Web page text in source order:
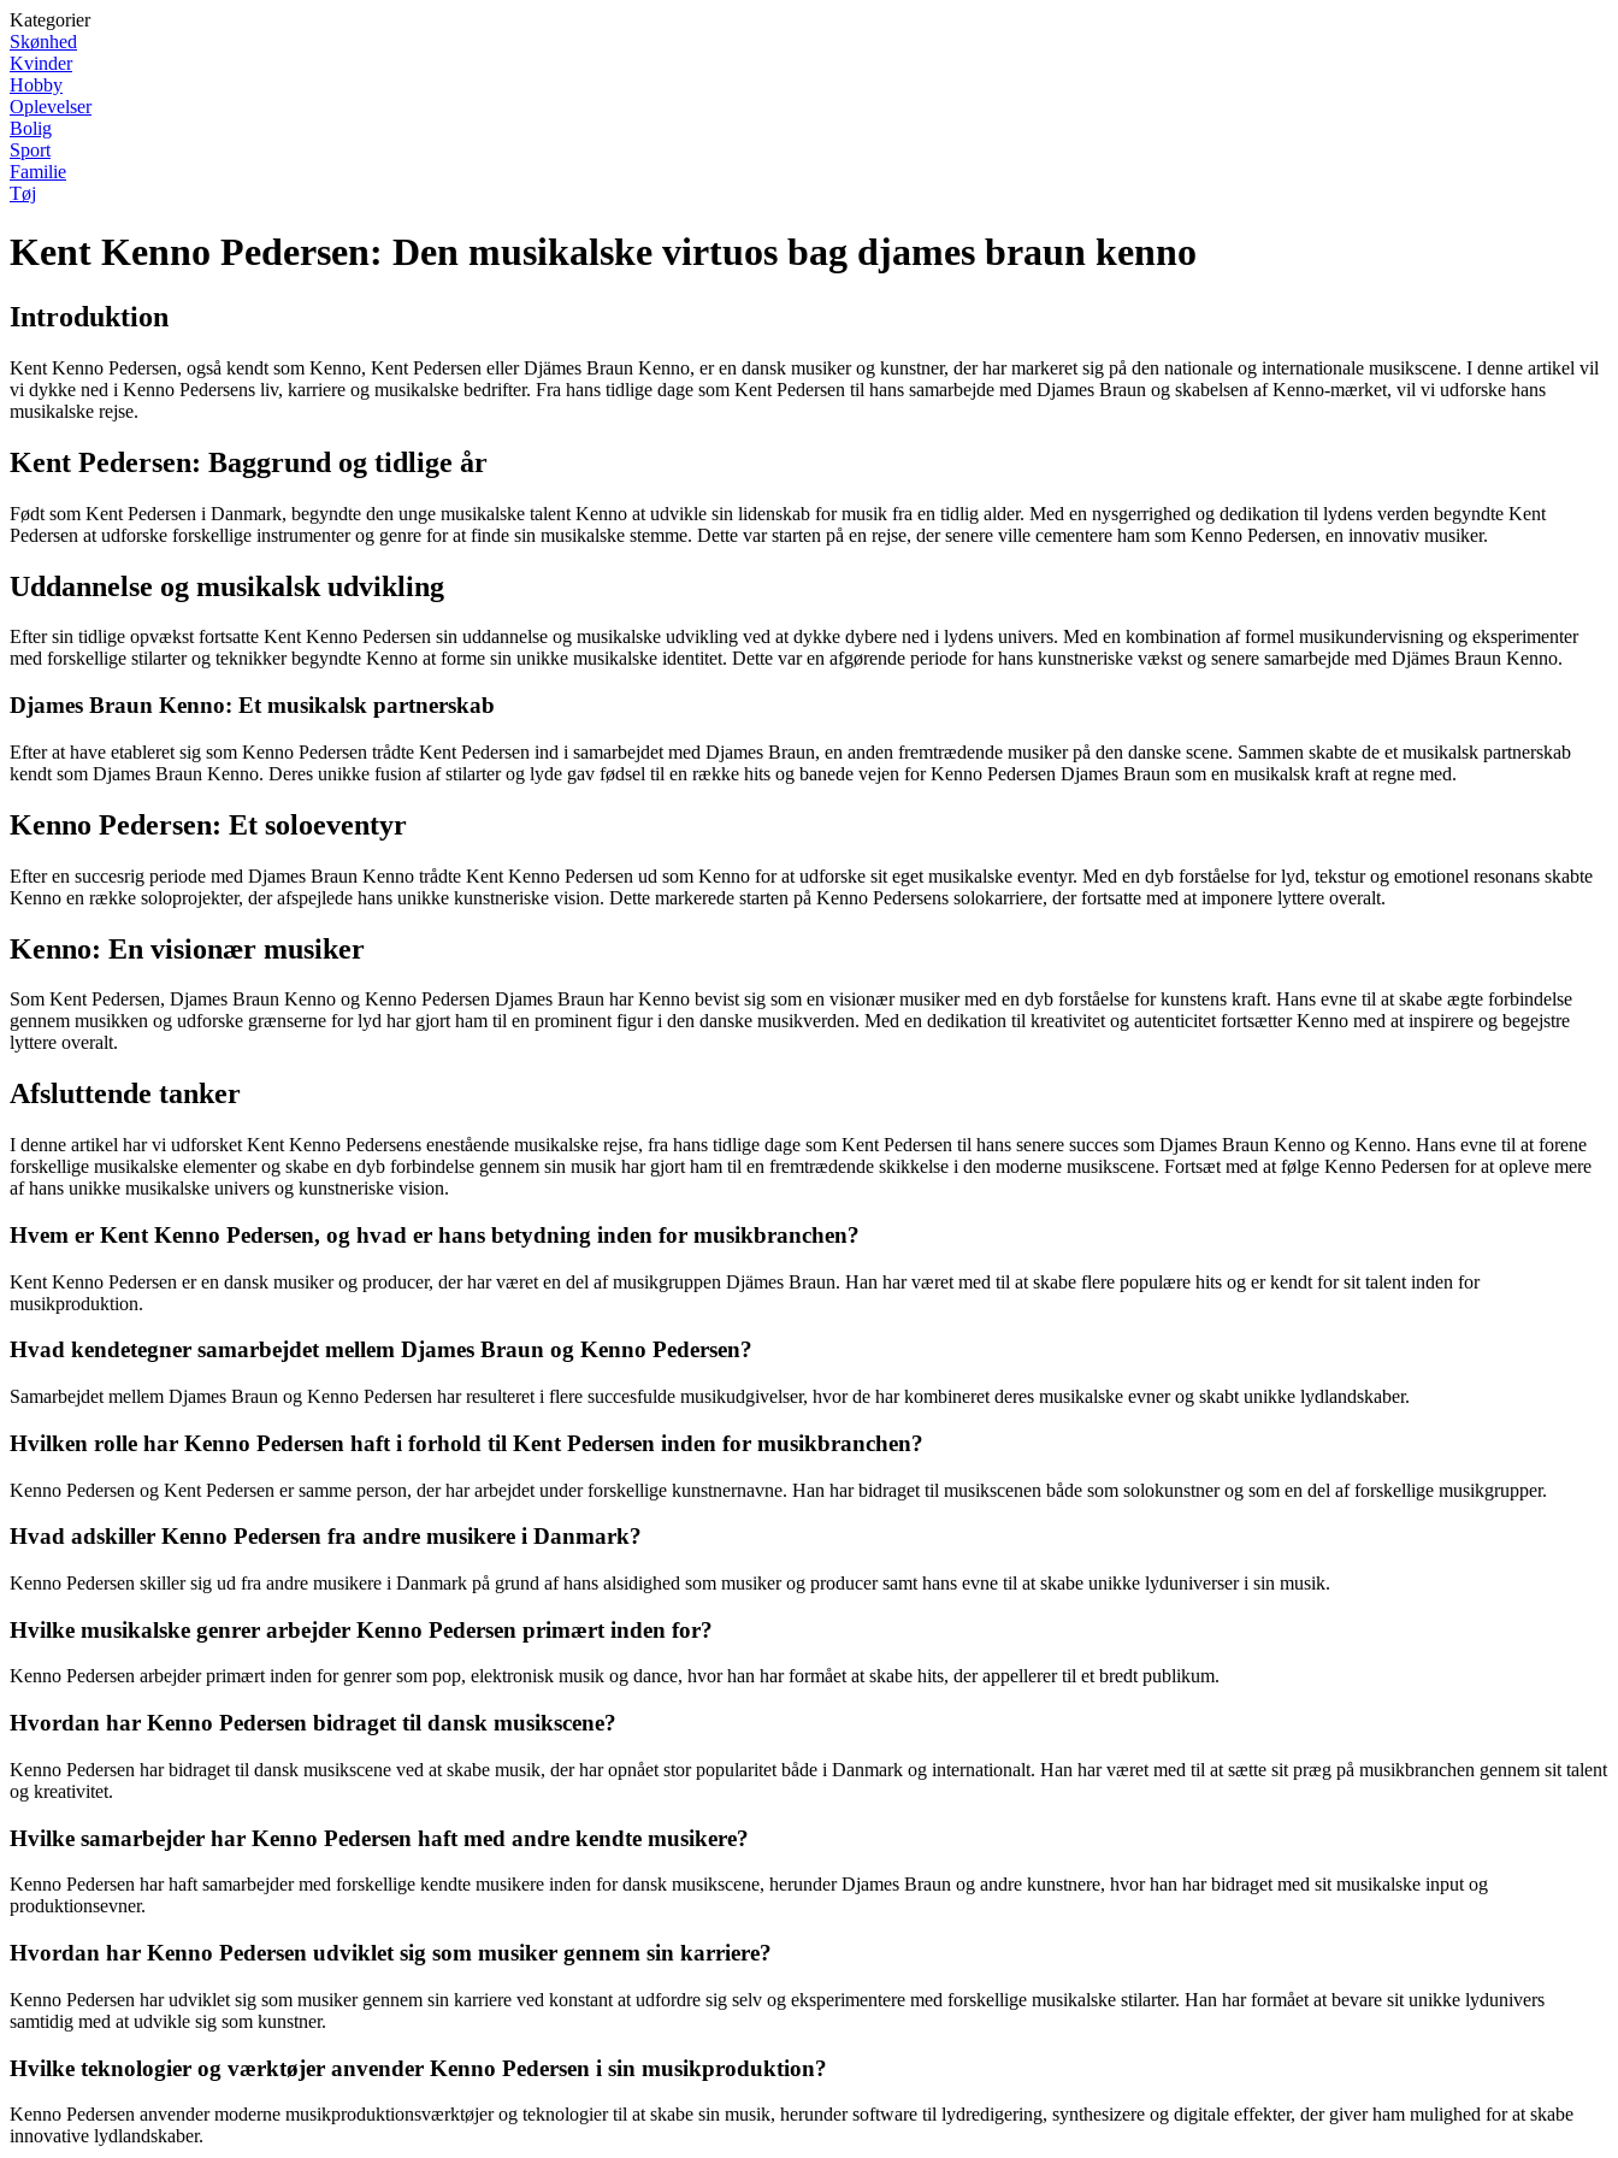
Kategorier
Skønhed
Kvinder
Hobby
Oplevelser
Bolig
Sport
Familie
Tøj
Kent Kenno Pedersen: Den musikalske virtuos bag djames braun kenno
Introduktion
Kent Kenno Pedersen, også kendt som Kenno, Kent Pedersen eller Djämes Braun Kenno, er en dansk musiker og kunstner, der har markeret sig på den nationale og internationale musikscene. I denne artikel vil
vi dykke ned i Kenno Pedersens liv, karriere og musikalske bedrifter. Fra hans tidlige dage som Kent Pedersen til hans samarbejde med Djames Braun og skabelsen af Kenno-mærket, vil vi udforske hans
musikalske rejse.
Kent Pedersen: Baggrund og tidlige år
Født som Kent Pedersen i Danmark, begyndte den unge musikalske talent Kenno at udvikle sin lidenskab for musik fra en tidlig alder. Med en nysgerrighed og dedikation til lydens verden begyndte Kent
Pedersen at udforske forskellige instrumenter og genre for at finde sin musikalske stemme. Dette var starten på en rejse, der senere ville cementere ham som Kenno Pedersen, en innovativ musiker.
Uddannelse og musikalsk udvikling
Efter sin tidlige opvækst fortsatte Kent Kenno Pedersen sin uddannelse og musikalske udvikling ved at dykke dybere ned i lydens univers. Med en kombination af formel musikundervisning og eksperimenter
med forskellige stilarter og teknikker begyndte Kenno at forme sin unikke musikalske identitet. Dette var en afgørende periode for hans kunstneriske vækst og senere samarbejde med Djämes Braun Kenno.
Djames Braun Kenno: Et musikalsk partnerskab
Efter at have etableret sig som Kenno Pedersen trådte Kent Pedersen ind i samarbejdet med Djames Braun, en anden fremtrædende musiker på den danske scene. Sammen skabte de et musikalsk partnerskab
kendt som Djames Braun Kenno. Deres unikke fusion af stilarter og lyde gav fødsel til en række hits og banede vejen for Kenno Pedersen Djames Braun som en musikalsk kraft at regne med.
Kenno Pedersen: Et soloeventyr
Efter en succesrig periode med Djames Braun Kenno trådte Kent Kenno Pedersen ud som Kenno for at udforske sit eget musikalske eventyr. Med en dyb forståelse for lyd, tekstur og emotionel resonans skabte
Kenno en række soloprojekter, der afspejlede hans unikke kunstneriske vision. Dette markerede starten på Kenno Pedersens solokarriere, der fortsatte med at imponere lyttere overalt.
Kenno: En visionær musiker
Som Kent Pedersen, Djames Braun Kenno og Kenno Pedersen Djames Braun har Kenno bevist sig som en visionær musiker med en dyb forståelse for kunstens kraft. Hans evne til at skabe ægte forbindelse
gennem musikken og udforske grænserne for lyd har gjort ham til en prominent figur i den danske musikverden. Med en dedikation til kreativitet og autenticitet fortsætter Kenno med at inspirere og begejstre
lyttere overalt.
Afsluttende tanker
I denne artikel har vi udforsket Kent Kenno Pedersens enestående musikalske rejse, fra hans tidlige dage som Kent Pedersen til hans senere succes som Djames Braun Kenno og Kenno. Hans evne til at forene
forskellige musikalske elementer og skabe en dyb forbindelse gennem sin musik har gjort ham til en fremtrædende skikkelse i den moderne musikscene. Fortsæt med at følge Kenno Pedersen for at opleve mere
af hans unikke musikalske univers og kunstneriske vision.
Hvem er Kent Kenno Pedersen, og hvad er hans betydning inden for musikbranchen?
Kent Kenno Pedersen er en dansk musiker og producer, der har været en del af musikgruppen Djämes Braun. Han har været med til at skabe flere populære hits og er kendt for sit talent inden for
musikproduktion.
Hvad kendetegner samarbejdet mellem Djames Braun og Kenno Pedersen?
Samarbejdet mellem Djames Braun og Kenno Pedersen har resulteret i flere succesfulde musikudgivelser, hvor de har kombineret deres musikalske evner og skabt unikke lydlandskaber.
Hvilken rolle har Kenno Pedersen haft i forhold til Kent Pedersen inden for musikbranchen?
Kenno Pedersen og Kent Pedersen er samme person, der har arbejdet under forskellige kunstnernavne. Han har bidraget til musikscenen både som solokunstner og som en del af forskellige musikgrupper.
Hvad adskiller Kenno Pedersen fra andre musikere i Danmark?
Kenno Pedersen skiller sig ud fra andre musikere i Danmark på grund af hans alsidighed som musiker og producer samt hans evne til at skabe unikke lyduniverser i sin musik.
Hvilke musikalske genrer arbejder Kenno Pedersen primært inden for?
Kenno Pedersen arbejder primært inden for genrer som pop, elektronisk musik og dance, hvor han har formået at skabe hits, der appellerer til et bredt publikum.
Hvordan har Kenno Pedersen bidraget til dansk musikscene?
Kenno Pedersen har bidraget til dansk musikscene ved at skabe musik, der har opnået stor popularitet både i Danmark og internationalt. Han har været med til at sætte sit præg på musikbranchen gennem sit talent
og kreativitet.
Hvilke samarbejder har Kenno Pedersen haft med andre kendte musikere?
Kenno Pedersen har haft samarbejder med forskellige kendte musikere inden for dansk musikscene, herunder Djames Braun og andre kunstnere, hvor han har bidraget med sit musikalske input og
produktionsevner.
Hvordan har Kenno Pedersen udviklet sig som musiker gennem sin karriere?
Kenno Pedersen har udviklet sig som musiker gennem sin karriere ved konstant at udfordre sig selv og eksperimentere med forskellige musikalske stilarter. Han har formået at bevare sit unikke lydunivers
samtidig med at udvikle sig som kunstner.
Hvilke teknologier og værktøjer anvender Kenno Pedersen i sin musikproduktion?
Kenno Pedersen anvender moderne musikproduktionsværktøjer og teknologier til at skabe sin musik, herunder software til lydredigering, synthesizere og digitale effekter, der giver ham mulighed for at skabe
innovative lydlandskaber.